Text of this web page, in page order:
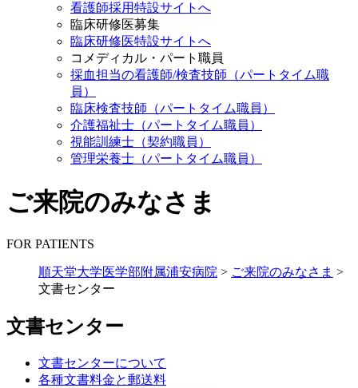
看護師採用特設サイトへ
臨床研修医募集
臨床研修医特設サイトへ
コメディカル・パート職員
採血担当の看護師/検査技師（パートタイム職
員）
臨床検査技師（パートタイム職員）
介護福祉士（パートタイム職員）
視能訓練士（契約職員）
管理栄養士（パートタイム職員）
ご来院のみなさま
FOR PATIENTS
順天堂大学医学部附属浦安病院 > ご来院のみなさま >
文書センター
文書センター
文書センターについて
各種文書料金と郵送料